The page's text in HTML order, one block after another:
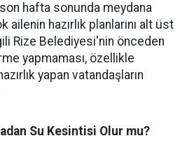
hafta sonunda meydana
hazırlık planlarını alt üst
Rize Belediyesi'nin önceden
yapmaması, özellikle
yapan vatandaşların
Su Kesintisi Olur mu?